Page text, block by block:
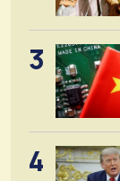
3
4